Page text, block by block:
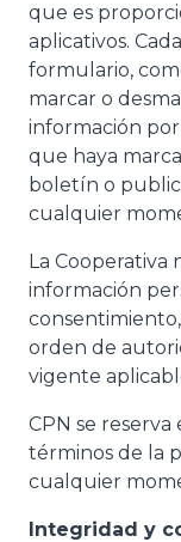
que es
aplicativos.
formulario,
marcar o
información
que haya
boletín o
cualquier
La Cooperativa
información
orden de
vigente
CPN se
términos de la
cualquier
Integridad y